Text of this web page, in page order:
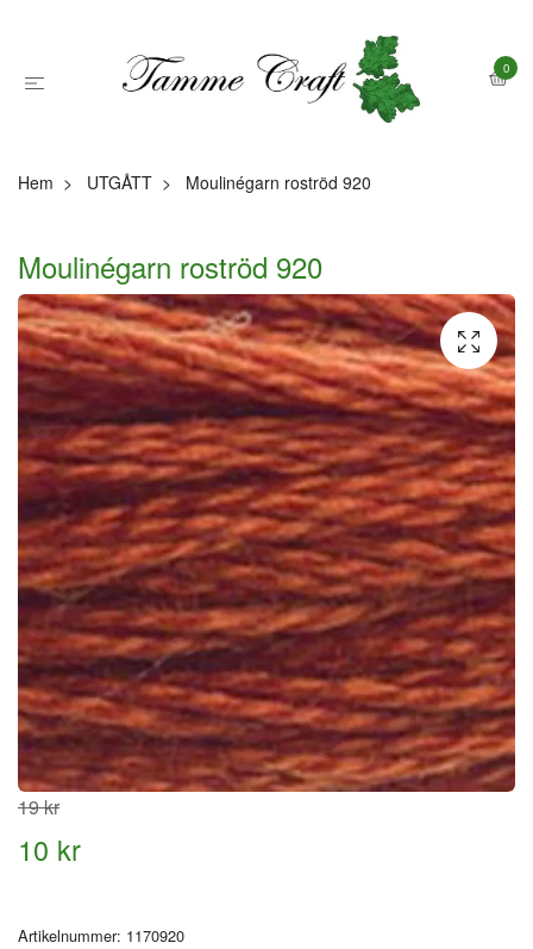
0
Hem UTGÅTT Moulinégarn roströd 920
Moulinégarn roströd 920
19 kr
10 kr
Artikelnummer: 1170920